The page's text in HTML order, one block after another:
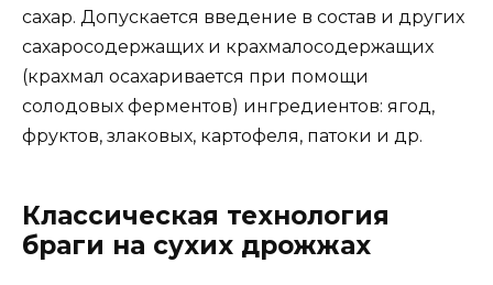
сахар. Допускается введение в состав и других
сахаросодержащих и крахмалосодержащих
(крахмал осахаривается при помощи
солодовых ферментов) ингредиентов: ягод,
фруктов, злаковых, картофеля, патоки и др.
Классическая технология
браги на сухих дрожжах